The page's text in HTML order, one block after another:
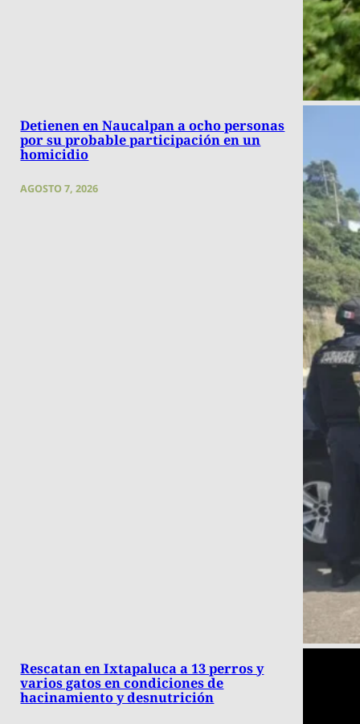
Detienen en Naucalpan a ocho personas
por su probable participación en un
homicidio
AGOSTO 7, 2026
Rescatan en Ixtapaluca a 13 perros y
varios gatos en condiciones de
hacinamiento y desnutrición